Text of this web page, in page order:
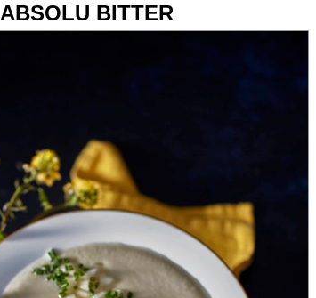
ABSOLU BITTER